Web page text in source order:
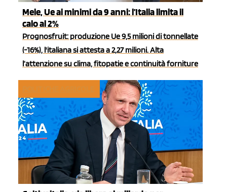
Mele, Ue ai minimi da 9 anni: l’Italia limita il
calo al 2%
Prognosfruit: produzione Ue 9,5 milioni di tonnellate
(-16%), l'italiana si attesta a 2,27 milioni. Alta
l’attenzione su clima, fitopatie e continuità forniture